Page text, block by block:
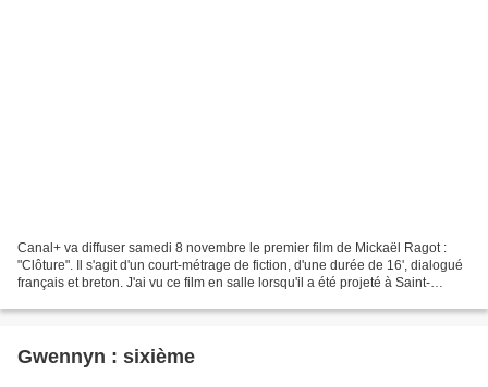
Canal+ va diffuser samedi 8 novembre le premier film de Mickaël Ragot :
"Clôture". Il s'agit d'un court-métrage de fiction, d'une durée de 16', dialogué
français et breton. J'ai vu ce film en salle lorsqu'il a été projeté à Saint-
Gwennyn : sixième